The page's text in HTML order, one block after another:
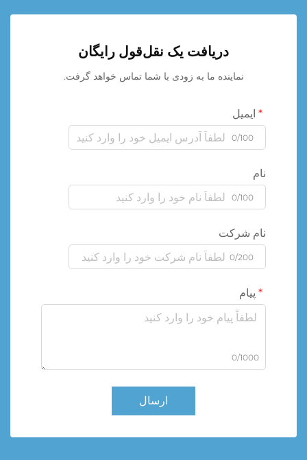
دریافت یک نقل‌قول رایگان
نماینده ما به زودی با شما تماس خواهد گرفت.
ایمیل
0/100
نام
0/100
نام شرکت
0/200
پیام
0/1000
ارسال